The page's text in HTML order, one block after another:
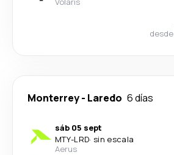
desde
Monterrey- Laredo 6 días
sáb 05 sept
MTY-LRD· sin escala
Aerus